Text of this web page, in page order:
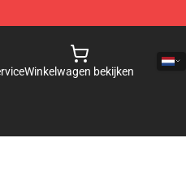
Winkelwagen bekijken